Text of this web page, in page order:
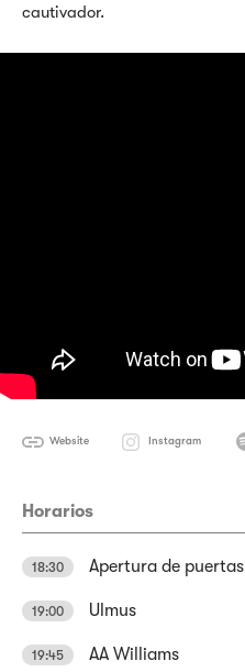
cautivador.
Website Instagram
Horarios
18:30 Apertura de puertas
19:00 Ulmus
19:45 AA Williams